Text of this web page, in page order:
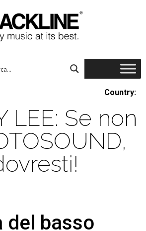
Country:
LEE: Se non
del basso